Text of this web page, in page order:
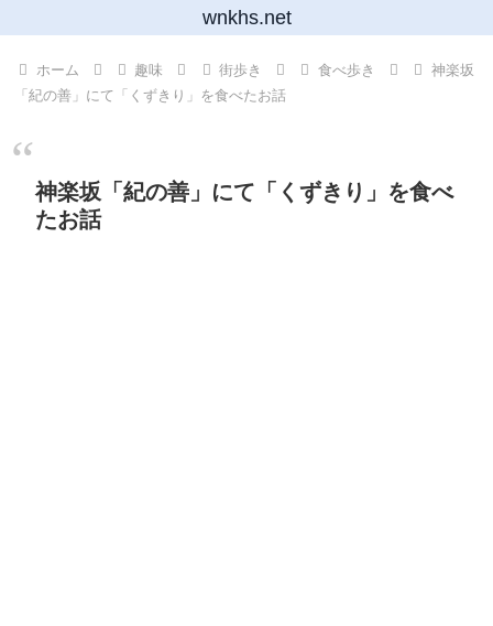
wnkhs.net
ホーム 趣味 街歩き 食べ歩き
神楽坂
「紀の善」にて「くずきり」を食べたお話
神楽坂「紀の善」にて「くずきり」を食べ
たお話